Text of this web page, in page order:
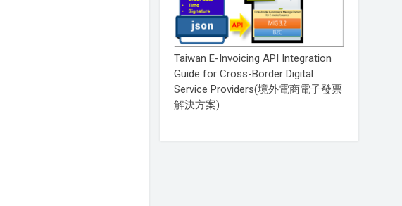
Taiwan E-Invoicing API Integration
Guide for Cross-Border Digital
Service Providers(境外電商電子發票
解決方案)